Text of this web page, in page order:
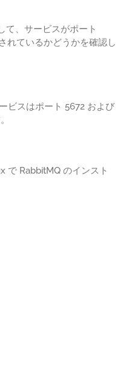
て、サービスがポート
れているかどうかを確認し
ビスはポート 5672 および
で RabbitMQ のインスト